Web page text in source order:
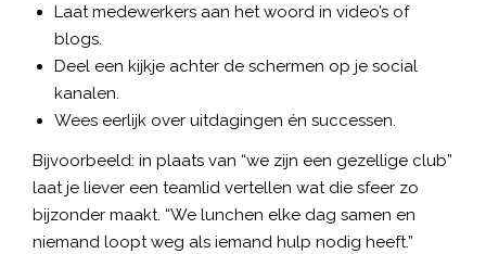
Laat medewerkers aan het woord in video’s of
blogs.
Deel een kijkje achter de schermen op je social
kanalen.
Wees eerlijk over uitdagingen én successen.
Bijvoorbeeld: in plaats van “we zijn een gezellige club”
laat je liever een teamlid vertellen wat die sfeer zo
bijzonder maakt. “We lunchen elke dag samen en
niemand loopt weg als iemand hulp nodig heeft.”